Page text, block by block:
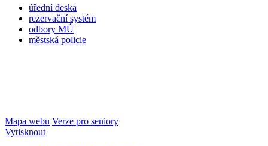
úřední deska
rezervační systém
odbory MÚ
městská policie
Mapa webu Verze pro seniory
Vytisknout